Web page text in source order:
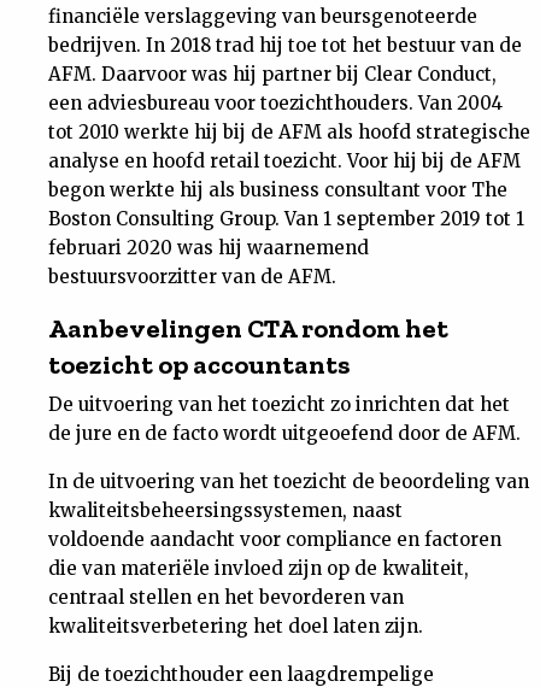
financiële verslaggeving van beursgenoteerde
bedrijven. In 2018 trad hij toe tot het bestuur van de
AFM. Daarvoor was hij partner bij Clear Conduct,
een adviesbureau voor toezichthouders. Van 2004
tot 2010 werkte hij bij de AFM als hoofd strategische
analyse en hoofd retail toezicht. Voor hij bij de AFM
begon werkte hij als business consultant voor The
Boston Consulting Group. Van 1 september 2019 tot 1
februari 2020 was hij waarnemend
bestuursvoorzitter van de AFM.
Aanbevelingen CTA rondom het
toezicht op accountants
De uitvoering van het toezicht zo inrichten dat het
de jure en de facto wordt uitgeoefend door de AFM.
In de uitvoering van het toezicht de beoordeling van
kwaliteitsbeheersingssystemen, naast
voldoende aandacht voor compliance en factoren
die van materiële invloed zijn op de kwaliteit,
centraal stellen en het bevorderen van
kwaliteitsverbetering het doel laten zijn.
Bij de toezichthouder een laagdrempelige